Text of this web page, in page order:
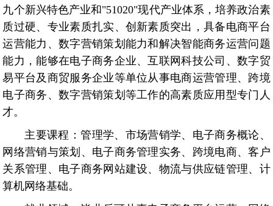
九个新兴特色产业和"51020"现代产业体系，培养政治素
质过硬、专业素质扎实、创新素质突出，具备电商平台
运营能力、数字营销策划能力和解决智能商务运营问题
能力，能够在电子商务企业、互联网科技公司、数字贸
易平台及商贸服务企业等单位从事电商运营管理、跨境
电子商务、数字营销策划等工作的高素质应用型专门人
才。
主要课程：管理学、市场营销学、电子商务概论、
网络营销与策划、电子商务管理实务、跨境电商、客户
关系管理、电子商务网站建设、物流与供应链管理、计
算机网络基础。